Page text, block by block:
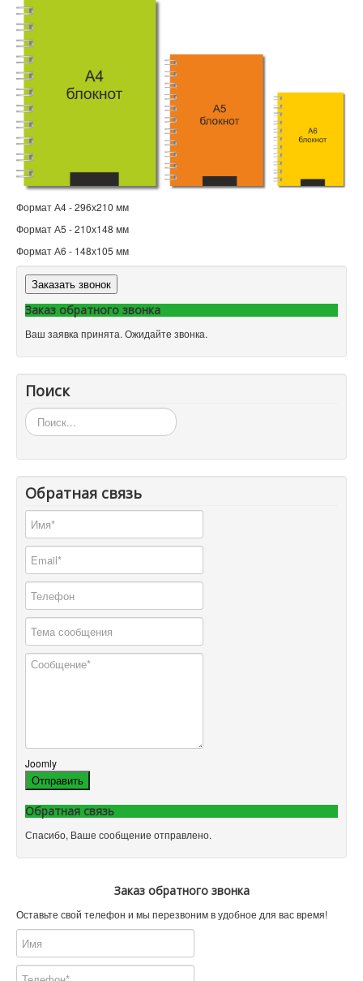
Формат А4 - 296х210 мм
Формат А5 - 210х148 мм
Формат А6 - 148х105 мм
Заказать звонок
Заказ обратного звонка
Ваш заявка принята. Ожидайте звонка.
Поиск
Искать...
Обратная связь
Joomly
Отправить
Обратная связь
Спасибо, Ваше сообщение отправлено.
Заказ обратного звонка
Оставьте свой телефон и мы перезвоним в удобное для вас время!